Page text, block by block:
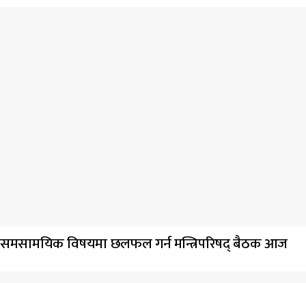
समसामयिक विषयमा छलफल गर्न मन्त्रिपरिषद् बैठक आज